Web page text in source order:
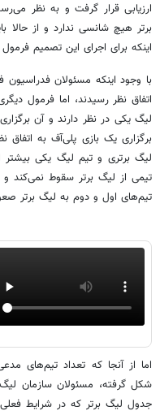
ارزیابی قرار گرفت و به نظر
برتر هیچ شانسی ندارد و از حالا
اینکه برای اجرای این تصمیم
اتفاق نظر رسیدند، اما فرمول
لیگ یکی در نظر دارند و آن
برگزاری یک بازی پلی‌آف به
لیگ برتری و تیم لیگ یکی
تیمی از لیگ برتر سقوط نمی‌کند و
تیم‌های اول و دوم به لیگ برتر
اما از آنجا که تعداد تیم‌های
شکل گرفته، مسئولان سازمان
جدول لیگ برتر که در شرایط